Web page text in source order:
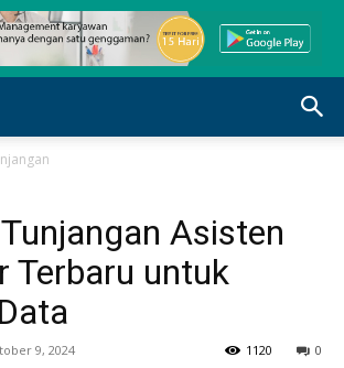
Asisten
Terbaru untuk
9, 2024 0
1120